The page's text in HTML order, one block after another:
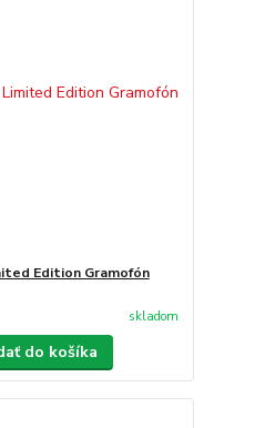
Edition Gramofón
skladom
do košíka